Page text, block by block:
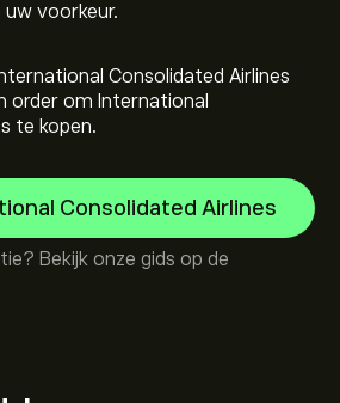
voorkeur.
Consolidated Airlines
order om International
te kopen.
Consolidated Airlines
Bekijk onze gids op de